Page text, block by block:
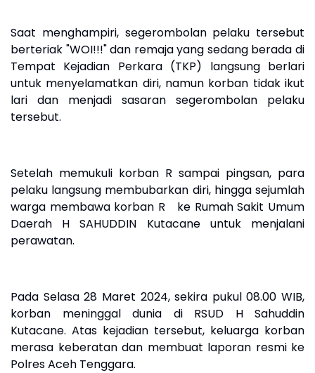
Saat menghampiri, segerombolan pelaku tersebut
berteriak "WOI!!!" dan remaja yang sedang berada di
Tempat Kejadian Perkara (TKP) langsung berlari
untuk menyelamatkan diri, namun korban tidak ikut
lari dan menjadi sasaran segerombolan pelaku
tersebut.
Setelah memukuli korban R sampai pingsan, para
pelaku langsung membubarkan diri, hingga sejumlah
warga membawa korban R ke Rumah Sakit Umum
Daerah H SAHUDDIN Kutacane untuk menjalani
perawatan.
Pada Selasa 28 Maret 2024, sekira pukul 08.00 WIB,
korban meninggal dunia di RSUD H Sahuddin
Kutacane. Atas kejadian tersebut, keluarga korban
merasa keberatan dan membuat laporan resmi ke
Polres Aceh Tenggara.